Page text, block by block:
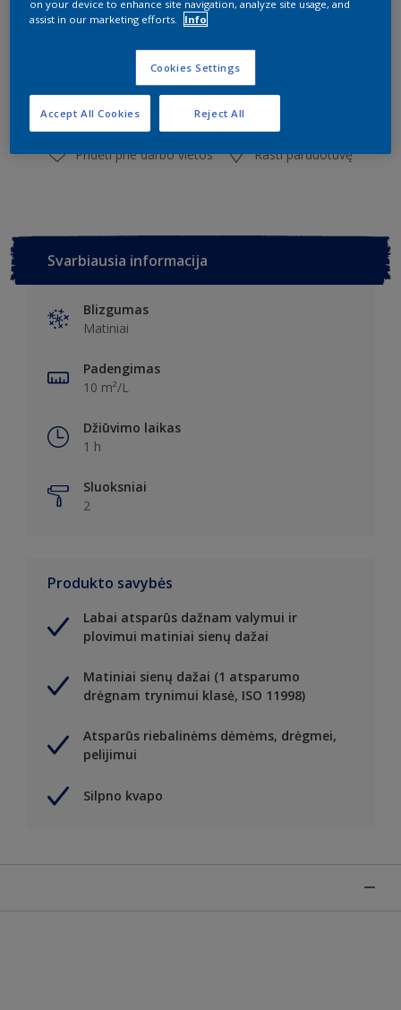
Dažų kiekio skaičiuoklė
Skaičiuoti
Pridėti prie darbo vietos Rasti parduotuvę
Svarbiausia informacija
Blizgumas
Matiniai
Padengimas
10 m²/L
Džiūvimo laikas
1 h
Sluoksniai
2
Produkto savybės
Labai atsparūs dažnam valymui ir
plovimui matiniai sienų dažai
Matiniai sienų dažai (1 atsparumo
drėgnam trynimui klasė, ISO 11998)
Atsparūs riebalinėms dėmėms, drėgmei,
pelijimui
Silpno kvapo
on your device to enhance site navigation, analyze site usage, and
assist in our marketing efforts.
Info
Cookies Settings
Reject All
Accept All Cookies